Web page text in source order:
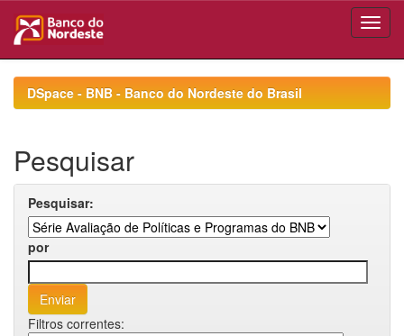
navigationDSpace - BNB - Banco do Nordeste do Brasil
Pesquisar
Pesquisar:
por
Filtros correntes: